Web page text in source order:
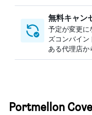
無料キャン
予定が変更
ズコンバイ
ある代理店か
Portmellon